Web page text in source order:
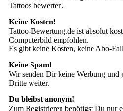
Tattoos bewerten.
Keine Kosten!
Tattoo-Bewertung.de ist absolut
Computerbild empfohlen.
Es gibt keine Kosten, keine Abo-
Keine Spam!
Wir senden Dir keine Werbung und
Dritte weiter.
Du bleibst anonym!
Zum Registrieren benötigst Du nur